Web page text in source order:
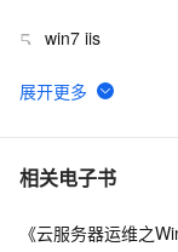
5 win7 iis
6 iis站点 asp.net网
7 win7中先安装vs
8 IIS服务笔记
相关电子书
《云服务器运维之